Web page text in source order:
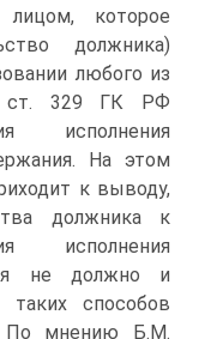
которое
должника)
любого из
ст. 329 ГК РФ
исполнения
На этом
к выводу,
должника к
исполнения
не должно и
способов
По мнению Б.М.